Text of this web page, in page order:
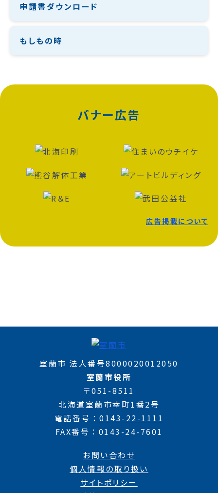
申請書ダウンロード
もしもの時
バナー広告
広告掲載について
室蘭市 法人番号8000020012050
室蘭市役所
〒051-8511
北海道室蘭市幸町1番2号
電話番号
0143-22-1111
FAX番号
0143-24-7601
お問い合わせ
個人情報の取り扱い
サイトポリシー